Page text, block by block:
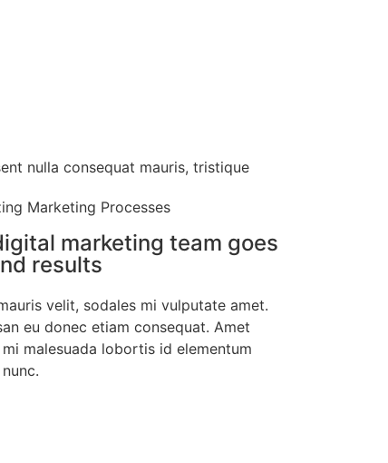
nulla consequat mauris, tristique
Marketing Processes
marketing team goes
results
velit, sodales mi vulputate amet.
eu donec etiam consequat. Amet
malesuada lobortis id elementum